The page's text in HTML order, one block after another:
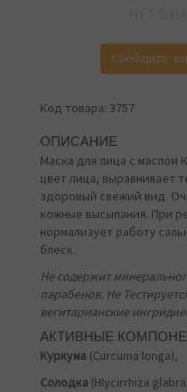
Сообщите,
Код товара: 3757
ОПИСАНИЕ
Маска для лица с маслом
цвет лица, выравнивает
здоровый свежий вид.
кожные высыпания. При
нормализует работу
блеск.
Не содержит
парабенов. Не
вегитарианские
АКТИВНЫЕ
Куркума (Curcuma longa),
Солодка (Hlycirrhiza